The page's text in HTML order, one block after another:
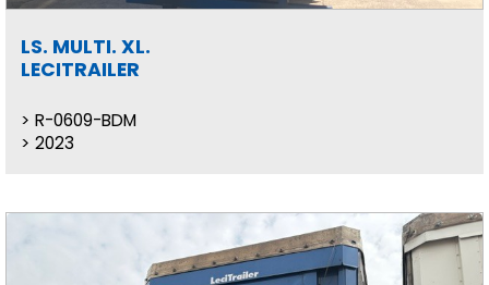
LS. MULTI. XL.
LECITRAILER
R-0609-BDM
2023